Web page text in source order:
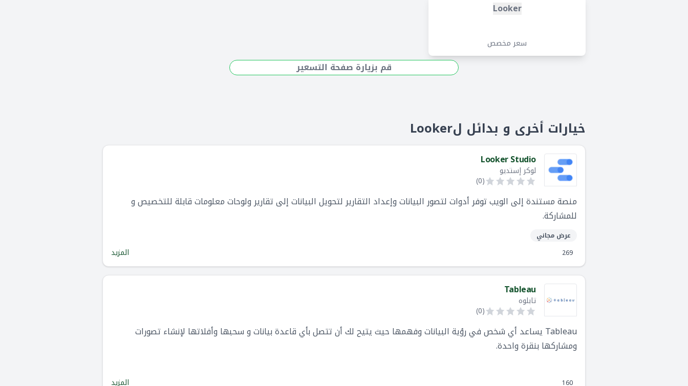
Looker
سعر مخصص
قم بزيارة صفحة التسعير
خيارات أخرى و بدائل لLooker
Looker Studio
لوكر إستديو
(
0
)
منصة مستندة إلى الويب توفر أدوات لتصور البيانات وإعداد التقارير لتحويل البيانات إلى تقارير ولوحات معلومات قابلة للتخصيص و
للمشاركة.
عرض مجاني
269
المزيد
Tableau
تابلوه
(
0
)
Tableau يساعد أي شخص في رؤية البيانات وفهمها حيث يتيح لك أن تتصل بأي قاعدة بيانات و سحبها وأفلاتها لإنشاء تصورات
ومشاركها بنقرة واحدة.
160 المزيد